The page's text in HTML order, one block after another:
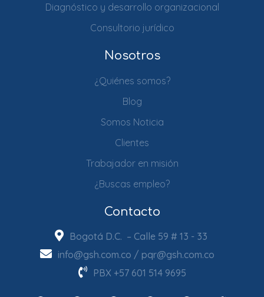
Diagnóstico y desarrollo organizacional
Consultorio jurídico
Nosotros
¿Quiénes somos?
Blog
Somos Noticia
Clientes
Trabajador en misión
¿Buscas empleo?
Contacto
Bogotá D.C. – Calle 59 # 13 - 33
info@gsh.com.co / pqr@gsh.com.co
PBX +57 601 514 9695